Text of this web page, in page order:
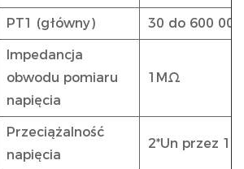
PT1 (główny) 30 do 600
Impedancja
obwodu pomiaru
napięcia
1MΩ
Przeciążalność
napięcia
2*Un przez 1